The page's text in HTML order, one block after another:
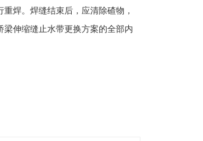
焊。焊缝结束后，应清除碴物，
伸缩缝止水带更换方案的全部内